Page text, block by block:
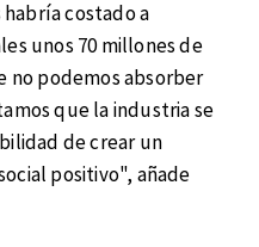
costado a
unos 70 millones de
no podemos absorber
que la industria se
de crear un
positivo", añade